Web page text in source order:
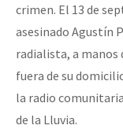
crimen. El 13 de
asesinado Agustín
radialista, a manos
fuera de su
la radio
de la Lluvia.